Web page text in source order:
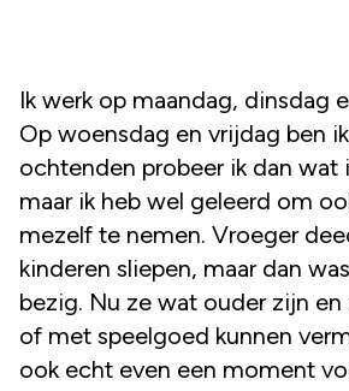
Ik werk op maandag, dinsdag
Op woensdag en vrijdag ben
ochtenden probeer ik dan wat
maar ik heb wel geleerd om
mezelf te nemen. Vroeger
kinderen sliepen, maar dan
bezig. Nu ze wat ouder zijn
of met speelgoed kunnen
ook echt even een moment